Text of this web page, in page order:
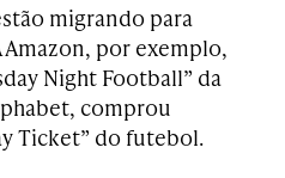
migrando para
Amazon, por exemplo,
Night Football” da
comprou
Ticket” do futebol.